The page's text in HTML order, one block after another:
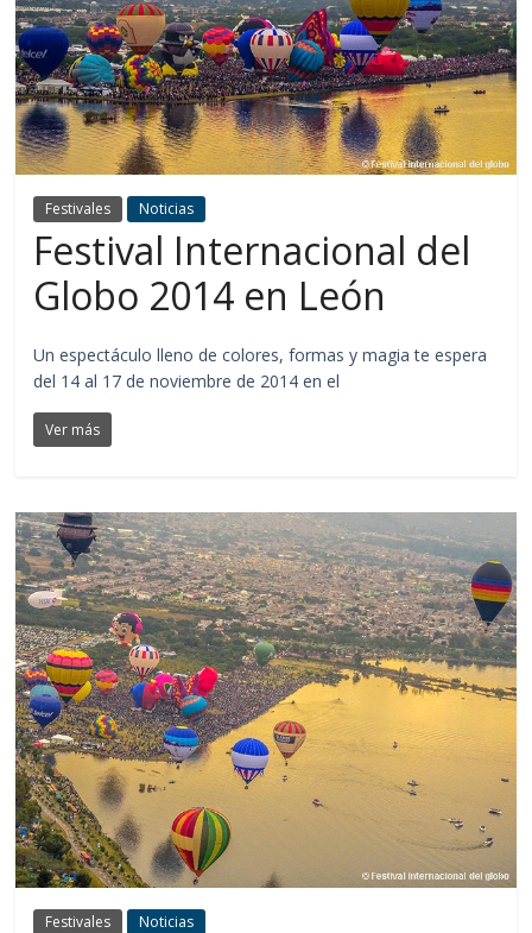
Festivales Noticias
Festival Internacional del
Globo 2014 en León
Un espectáculo lleno de colores, formas y magia te espera
del 14 al 17 de noviembre de 2014 en el
Ver más
Festivales Noticias